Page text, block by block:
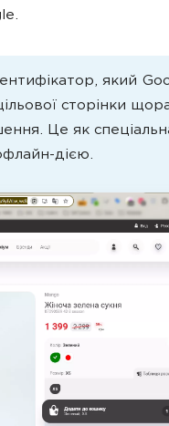
який
сторінки
Це як
дією.